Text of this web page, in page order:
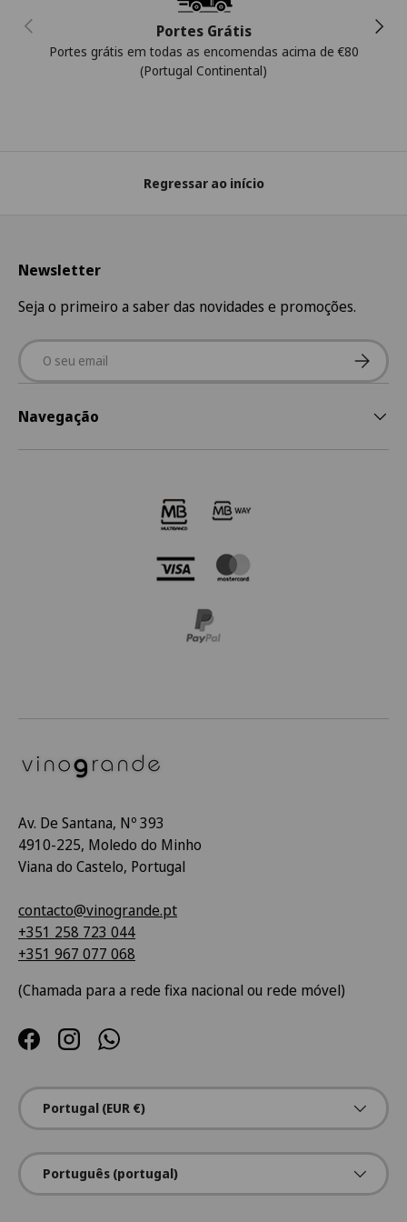
Anterior Portes Grátis
Portes grátis em todas as encomendas acima de €80
(Portugal Continental)
Regressar ao início
Newsletter
Seja o primeiro a saber das novidades e promoções.
Email
Navegação
Av. De Santana, Nº 393
4910-225, Moledo do Minho
Viana do Castelo, Portugal
contacto@vinogrande.pt
+351 258 723 044
+351 967 077 068
(Chamada para a rede fixa nacional ou rede móvel)
FacebookInstagramWhatsApp
País/Região
Portugal (EUR €)
Idioma
Português (portugal)